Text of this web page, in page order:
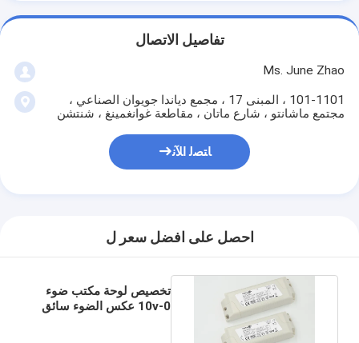
تفاصيل الاتصال
Ms. June Zhao
101-1101 ، المبنى 17 ، مجمع دياندا جويوان الصناعي ،
مجتمع ماشانتو ، شارع ماتان ، مقاطعة غوانغمينغ ، شنتشن
ﺎﺘﺼﻟ ﺍﻶﻧ
احصل على افضل سعر ل
تخصيص لوحة مكتب ضوء
0-10v عكس الضوء سائق